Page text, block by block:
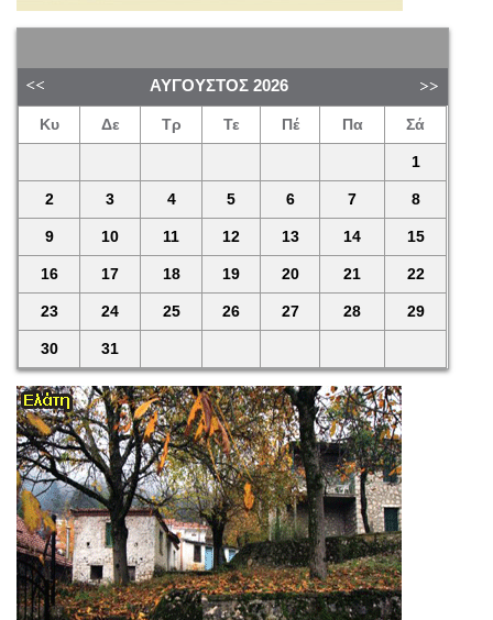
ΑΎΓΟΥΣΤΟΣ 2026
Κυ Δε Τρ Τε Πέ Πα Σά
1
2 3 4 5 6 7 8
9 10 11 12 13 14 15
16 17 18 19 20 21 22
23 24 25 26 27 28 29
30 31